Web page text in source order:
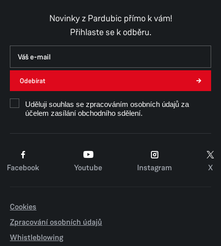
Novinky z Pardubic přímo k vám!
Přihlaste se k odběru.
Odebírat
Uděluji souhlas se zpracováním osobních údajů za
účelem zasílání obchodního sdělení.
Facebook Youtube Instagram X
Cookies
Zpracování osobních údajů
Whistleblowing